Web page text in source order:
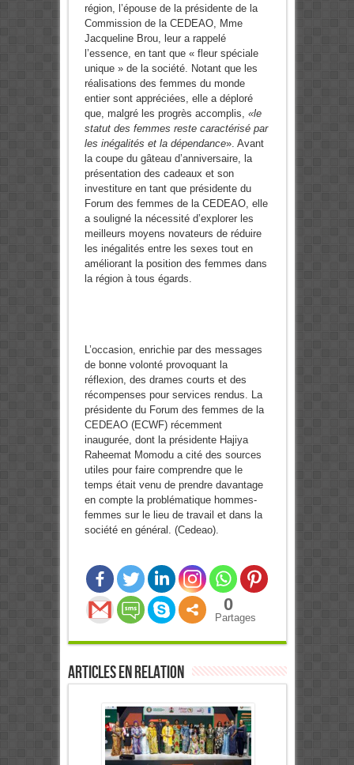
région, l’épouse de la présidente de la
Commission de la CEDEAO, Mme
Jacqueline Brou, leur a rappelé
l’essence, en tant que « fleur spéciale
unique » de la société. Notant que les
réalisations des femmes du monde
entier sont appréciées, elle a déploré
que, malgré les progrès accomplis, «le
statut des femmes reste caractérisé par
les inégalités et la dépendance». Avant
la coupe du gâteau d’anniversaire, la
présentation des cadeaux et son
investiture en tant que présidente du
Forum des femmes de la CEDEAO, elle
a souligné la nécessité d’explorer les
meilleurs moyens novateurs de réduire
les inégalités entre les sexes tout en
améliorant la position des femmes dans
la région à tous égards.
L’occasion, enrichie par des messages
de bonne volonté provoquant la
réflexion, des drames courts et des
récompenses pour services rendus. La
présidente du Forum des femmes de la
CEDEAO (ECWF) récemment
inaugurée, dont la présidente Hajiya
Raheemat Momodu a cité des sources
utiles pour faire comprendre que le
temps était venu de prendre davantage
en compte la problématique hommes-
femmes sur le lieu de travail et dans la
société en général. (Cedeao).
0
Partages
Articles en relation